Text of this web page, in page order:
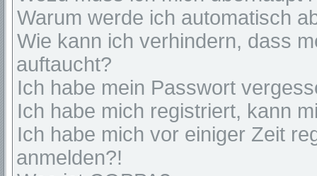
Warum werde ich automatisch
Wie kann ich verhindern, dass
auftaucht?
Ich habe mein Passwort
Ich habe mich registriert, kann
Ich habe mich vor einiger Zeit
anmelden?!